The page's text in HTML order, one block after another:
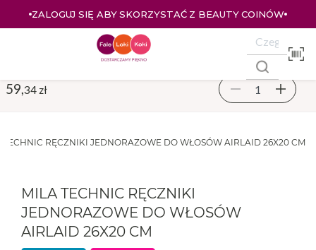
ZALOGUJ SIĘ ABY SKORZYSTAĆ Z BEAUTY COINÓW
TECHNIC RĘCZNIKI JEDNORAZOWE DO WŁOSÓW AIRLAID 26X20 CM
MILA TECHNIC RĘCZNIKI
JEDNORAZOWE DO WŁOSÓW
AIRLAID 26X20 CM
59, 34 zł